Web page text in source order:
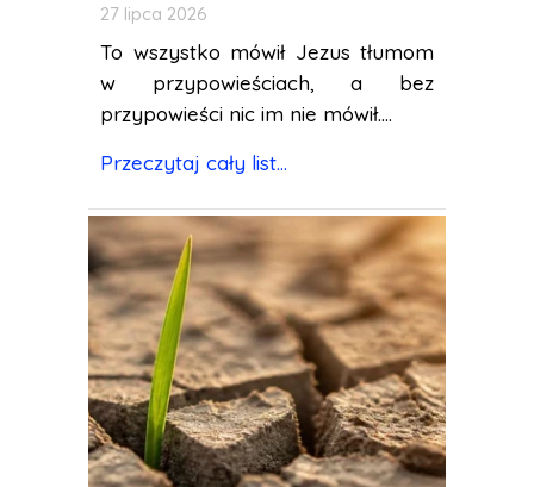
27 lipca 2026
To wszystko mówił Jezus tłumom
w przypowieściach, a bez
przypowieści nic im nie mówił....
Przeczytaj cały list...